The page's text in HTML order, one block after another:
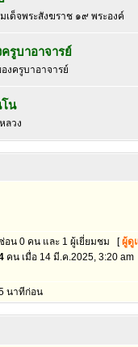
ด็จพระสังฆราช ๑๙ พระองค์
รูบาอาจารย์
งครูบาอาจารย์
น
ลวง
อน 0 คน และ 1 ผู้เยี่ยมชม [ผู้ดู
คน เมื่อ 14 มี.ค.2025, 3:20 am
นาทีก่อน